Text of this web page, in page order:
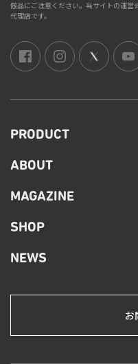
倣品にご注意ください。当サイトの運営
代理店です。
PRODUCT
ABOUT
MAGAZINE
SHOP
NEWS
お